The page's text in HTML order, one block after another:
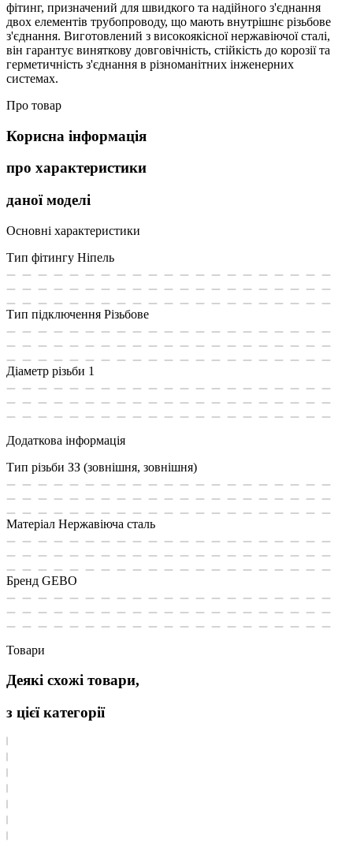
фітинг, призначений для швидкого та надійного з'єднання
двох елементів трубопроводу, що мають внутрішнє різьбове
з'єднання. Виготовлений з високоякісної нержавіючої сталі,
він гарантує виняткову довговічність, стійкість до корозії та
герметичність з'єднання в різноманітних інженерних
системах.
Про товар
Корисна інформація
про характеристики
даної моделі
Основні характеристики
Тип фітингу Ніпель
Тип підключення Різьбове
Діаметр різьби 1
Додаткова інформація
Тип різьби ЗЗ (зовнішня, зовнішня)
Матеріал Нержавіюча сталь
Бренд GEBO
Товари
Деякі схожі товари,
з цієї категорії